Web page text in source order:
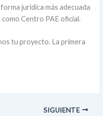
jurídica más adecuada
Centro PAE oficial.
tu proyecto. La primera
SIGUIENTE